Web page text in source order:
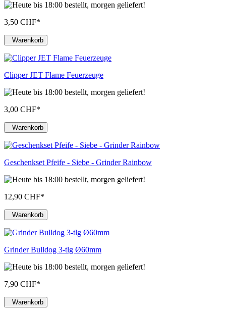
3,50 CHF*
Warenkorb
Clipper JET Flame Feuerzeuge
3,00 CHF*
Warenkorb
Geschenkset Pfeife - Siebe - Grinder Rainbow
12,90 CHF*
Warenkorb
Grinder Bulldog 3-tlg Ø60mm
7,90 CHF*
Warenkorb